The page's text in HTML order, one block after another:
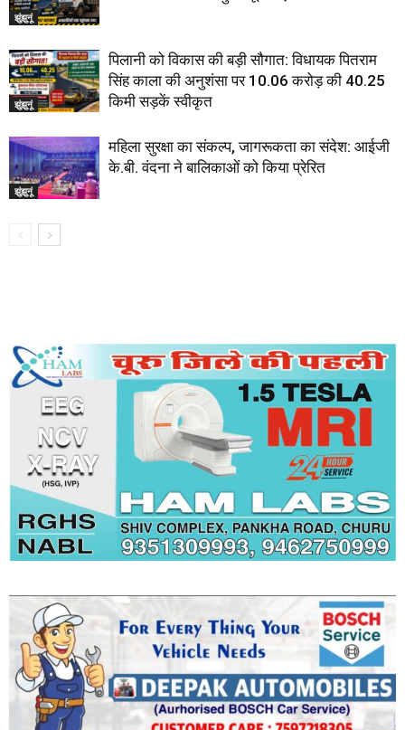
झुंझुनूं
झुंझुनूं
पिलानी को विकास की बड़ी सौगात: विधायक पितराम
सिंह काला की अनुशंसा पर 10.06 करोड़ की 40.25
किमी सड़कें स्वीकृत
झुंझुनूं
महिला सुरक्षा का संकल्प, जागरूकता का संदेश: आईजी
के.बी. वंदना ने बालिकाओं को किया प्रेरित